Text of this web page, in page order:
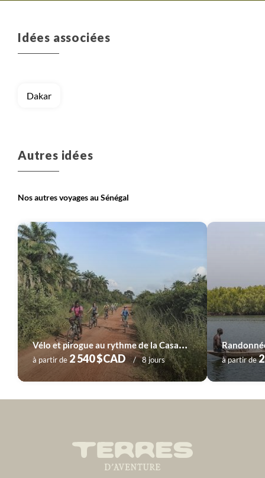
Idées associées
Dakar
Autres idées
Nos autres voyages au Sénégal
V
élo et pirogue au rythme de la Casamance
à partir de 2 540 $CAD 8 jours à partir de